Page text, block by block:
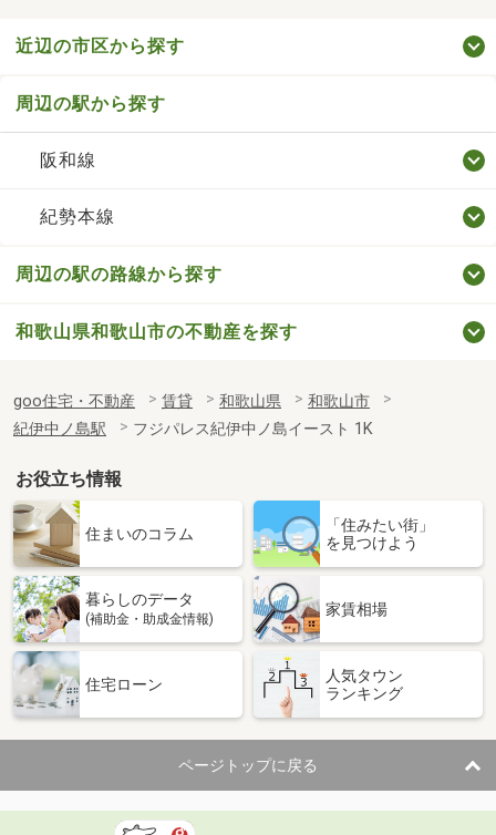
近辺の市区から探す
周辺の駅から探す
阪和線
紀勢本線
周辺の駅の路線から探す
和歌山県和歌山市の不動産を探す
goo住宅・不動産 賃貸 和歌山県
和歌山市
紀伊中ノ島駅
フジパレス紀伊中ノ島イースト 1K
お役立ち情報
住まいのコラム
「住みたい街」
を見つけよう
暮らしのデータ
(補助金・助成金情報)
家賃相場
住宅ローン
人気タウン
ランキング
ページトップに戻る